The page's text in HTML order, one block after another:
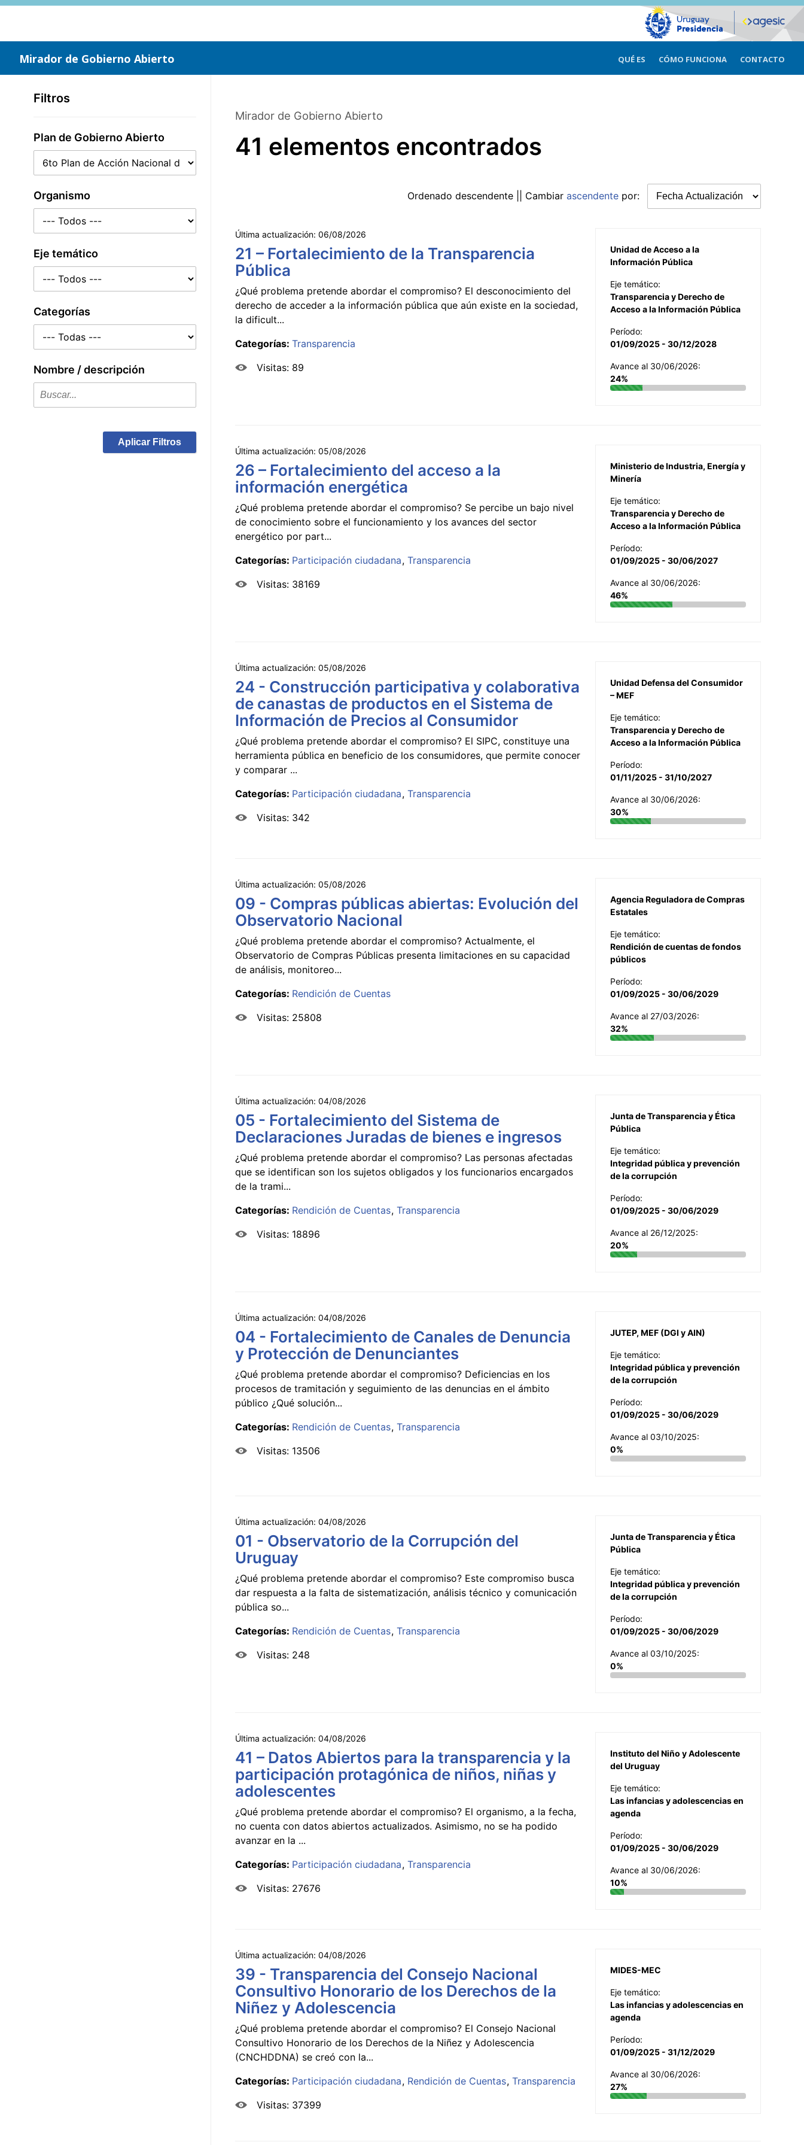
Saltar
Mirador de Gobierno Abierto QUÉ ES CÓMO FUNCIONA CONTACTO
Filtros
Plan de Gobierno Abierto
Organismo
Eje temático
Categorías
Nombre / descripción
Aplicar Filtros
Mirador de Gobierno Abierto
41 elementos encontrados
Ordenado descendente || Cambiar ascendente por:
Última actualización: 06/08/2026
21 – Fortalecimiento de la Transparencia
Pública
¿Qué problema pretende abordar el compromiso? El desconocimiento del
derecho de acceder a la información pública que aún existe en la sociedad,
la dificult...
Categorías: Transparencia
Visitas: 89
Unidad de Acceso a la
Información Pública
Eje temático:
Transparencia y Derecho de
Acceso a la Información Pública
Período:
01/09/2025 - 30/12/2028
Avance al 30/06/2026:
24%
Última actualización: 05/08/2026
26 – Fortalecimiento del acceso a la
información energética
¿Qué problema pretende abordar el compromiso? Se percibe un bajo nivel
de conocimiento sobre el funcionamiento y los avances del sector
energético por part...
Categorías: Participación ciudadana Transparencia
Visitas: 38169
Ministerio de Industria, Energía y
Minería
Eje temático:
Transparencia y Derecho de
Acceso a la Información Pública
Período:
01/09/2025 - 30/06/2027
Avance al 30/06/2026:
46%
Última actualización: 05/08/2026
24 - Construcción participativa y colaborativa
de canastas de productos en el Sistema de
Información de Precios al Consumidor
¿Qué problema pretende abordar el compromiso? El SIPC, constituye una
herramienta pública en beneficio de los consumidores, que permite conocer
y comparar ...
Categorías: Participación ciudadana Transparencia
Visitas: 342
Unidad Defensa del Consumidor
– MEF
Eje temático:
Transparencia y Derecho de
Acceso a la Información Pública
Período:
01/11/2025 - 31/10/2027
Avance al 30/06/2026:
30%
Última actualización: 05/08/2026
09 - Compras públicas abiertas: Evolución del
Observatorio Nacional
¿Qué problema pretende abordar el compromiso? Actualmente, el
Observatorio de Compras Públicas presenta limitaciones en su capacidad
de análisis, monitoreo...
Categorías: Rendición de Cuentas
Visitas: 25808
Agencia Reguladora de Compras
Estatales
Eje temático:
Rendición de cuentas de fondos
públicos
Período:
01/09/2025 - 30/06/2029
Avance al 27/03/2026:
32%
Última actualización: 04/08/2026
05 - Fortalecimiento del Sistema de
Declaraciones Juradas de bienes e ingresos
¿Qué problema pretende abordar el compromiso? Las personas afectadas
que se identifican son los sujetos obligados y los funcionarios encargados
de la trami...
Categorías: Rendición de Cuentas Transparencia
Visitas: 18896
Junta de Transparencia y Ética
Pública
Eje temático:
Integridad pública y prevención
de la corrupción
Período:
01/09/2025 - 30/06/2029
Avance al 26/12/2025:
20%
Última actualización: 04/08/2026
04 - Fortalecimiento de Canales de Denuncia
y Protección de Denunciantes
¿Qué problema pretende abordar el compromiso? Deficiencias en los
procesos de tramitación y seguimiento de las denuncias en el ámbito
público ¿Qué solución...
Categorías: Rendición de Cuentas Transparencia
Visitas: 13506
JUTEP, MEF (DGI y AIN)
Eje temático:
Integridad pública y prevención
de la corrupción
Período:
01/09/2025 - 30/06/2029
Avance al 03/10/2025:
0%
Última actualización: 04/08/2026
01 - Observatorio de la Corrupción del
Uruguay
¿Qué problema pretende abordar el compromiso? Este compromiso busca
dar respuesta a la falta de sistematización, análisis técnico y comunicación
pública so...
Categorías: Rendición de Cuentas Transparencia
Visitas: 248
Junta de Transparencia y Ética
Pública
Eje temático:
Integridad pública y prevención
de la corrupción
Período:
01/09/2025 - 30/06/2029
Avance al 03/10/2025:
0%
Última actualización: 04/08/2026
41 – Datos Abiertos para la transparencia y la
participación protagónica de niños, niñas y
adolescentes
¿Qué problema pretende abordar el compromiso? El organismo, a la fecha,
no cuenta con datos abiertos actualizados. Asimismo, no se ha podido
avanzar en la ...
Categorías: Participación ciudadana Transparencia
Visitas: 27676
Instituto del Niño y Adolescente
del Uruguay
Eje temático:
Las infancias y adolescencias en
agenda
Período:
01/09/2025 - 30/06/2029
Avance al 30/06/2026:
10%
Última actualización: 04/08/2026
39 - Transparencia del Consejo Nacional
Consultivo Honorario de los Derechos de la
Niñez y Adolescencia
¿Qué problema pretende abordar el compromiso? El Consejo Nacional
Consultivo Honorario de los Derechos de la Niñez y Adolescencia
(CNCHDDNA) se creó con la...
Categorías: Participación ciudadana Rendición de Cuentas Transparencia
Visitas: 37399
MIDES-MEC
Eje temático:
Las infancias y adolescencias en
agenda
Período:
01/09/2025 - 31/12/2029
Avance al 30/06/2026:
27%